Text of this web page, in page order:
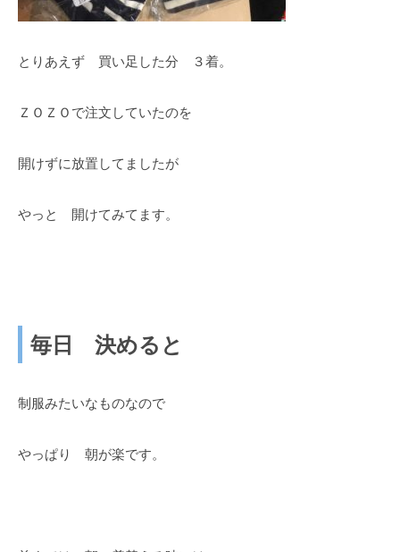
とりあえず 買い足した分 ３着。
ＺＯＺＯで注文していたのを
開けずに放置してましたが
やっと 開けてみてます。
毎日 決めると
制服みたいなものなので
やっぱり 朝が楽です。